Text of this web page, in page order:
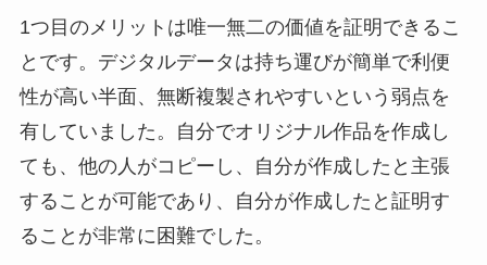
1つ目のメリットは唯一無二の価値を証明できるこ
とです。デジタルデータは持ち運びが簡単で利便
性が高い半面、無断複製されやすいという弱点を
有していました。自分でオリジナル作品を作成し
ても、他の人がコピーし、自分が作成したと主張
することが可能であり、自分が作成したと証明す
ることが非常に困難でした。